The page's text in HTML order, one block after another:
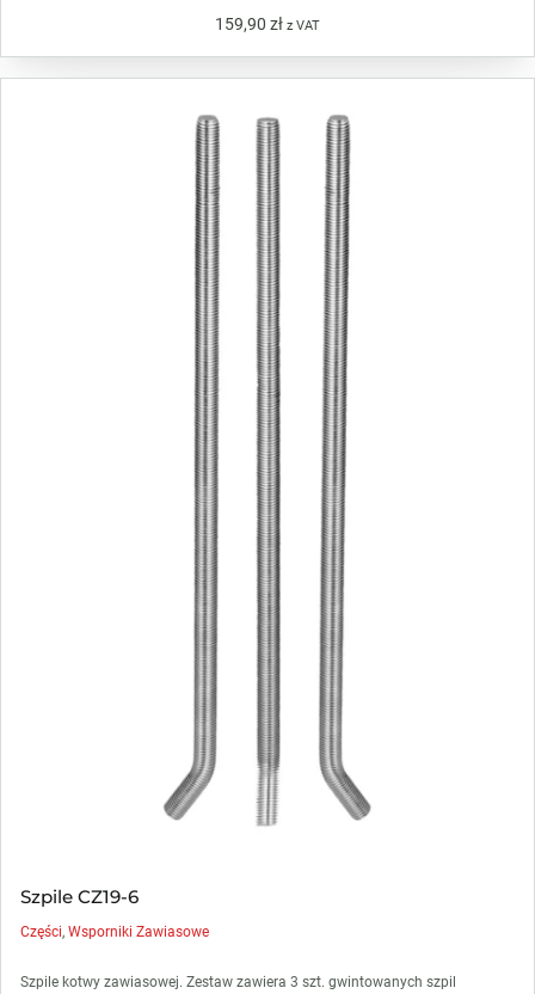
159,90 zł z VAT
Szpile CZ19-6
Części,Wsporniki Zawiasowe
Szpile kotwy zawiasowej. Zestaw zawiera 3 szt. gwintowanych szpil